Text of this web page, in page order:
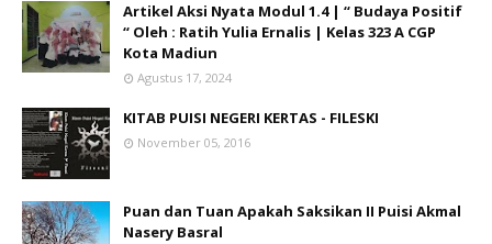
Artikel Aksi Nyata Modul 1.4 | “ Budaya Positif
“ Oleh : Ratih Yulia Ernalis | Kelas 323 A CGP
Kota Madiun
Agustus 17, 2024
KITAB PUISI NEGERI KERTAS - FILESKI
November 05, 2016
Puan dan Tuan Apakah Saksikan II Puisi Akmal
Nasery Basral